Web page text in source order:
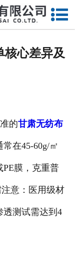
站首页
房设备
才招聘
系我们
核心差异及
的甘肃无纺布
在45-60g/㎡
膜，克重普
意：医用级材
透测试需达到4